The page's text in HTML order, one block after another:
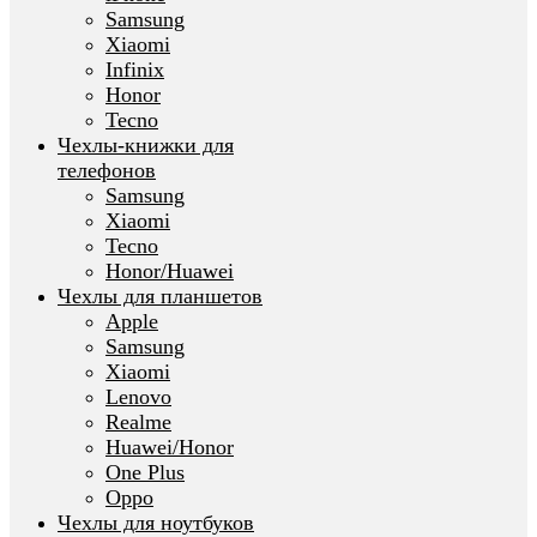
Samsung
Xiaomi
Infinix
Honor
Tecno
Чехлы-книжки для
телефонов
Samsung
Xiaomi
Tecno
Honor/Huawei
Чехлы для планшетов
Apple
Samsung
Xiaomi
Lenovo
Realme
Huawei/Honor
One Plus
Oppo
Чехлы для ноутбуков